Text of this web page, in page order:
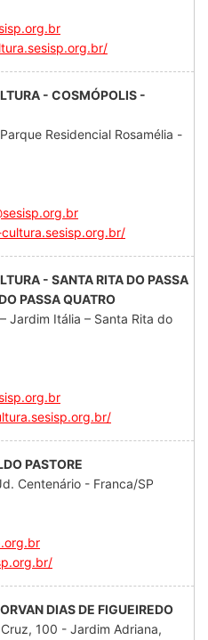
- COSMÓPOLIS -
Residencial Rosamélia -
- SANTA RITA DO PASSA
PASSA QUATRO
Jardim Itália – Santa Rita do
PASTORE
Centenário - Franca/SP
DIAS DE FIGUEIREDO
100 - Jardim Adriana,